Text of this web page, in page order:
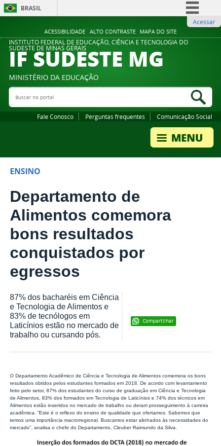
ACESSIBILIDADE ALTO CONTRASTE MAPA DO SITE
BRASIL
Comunica BR
Participe
Legislação
Acessar
INSTITUTO FEDERAL DE EDUCAÇÃO, CIÊNCIA E TECNOLOGIA DO
SUDESTE DE MINAS GERAIS
IF SUDESTE MG
MINISTÉRIO DA EDUCAÇÃO
Buscar no portal
Fale Conosco Perguntas frequentes Comunicação Social
ENSINO
Departamento de
Alimentos comemora
bons resultados
conquistados por
egressos
Compartilhar
87% dos bacharéis em Ciência
e Tecnologia de Alimentos e
83% de tecnólogos em
Laticínios estão no mercado de
trabalho ou cursando pós.
O Departamento Acadêmico de Ciência e Tecnologia de Alimentos comemora os bons
resultados obtidos pelos estudantes formados em 2018. De acordo com levantamento
feito pelo setor, 87% dos estudantes do curso de graduação em Ciência e Tecnologia
de Alimentos, 83% dos formados em Tecnologia de Laticínios e 74% dos técnicos em
Alimentos estão inseridos no mercado de trabalho ou deram prosseguimento à carreira
acadêmica. “Este é o reflexo do ensino de qualidade que ofertamos. Sabemos que
temos uma importância macrorregional. Buscamos estar alinhados às necessidades do
mercado”, analisa o chefe do Departamento, Cleuber Raimundo da Silva.